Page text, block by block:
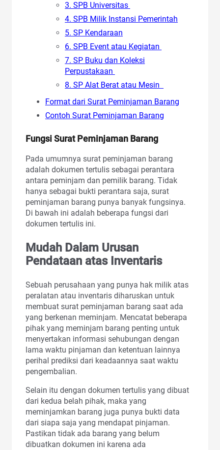
3. SPB Universitas
4. SPB Milik Instansi Pemerintah
5. SP Kendaraan
6. SPB Event atau Kegiatan
7. SP Buku dan Koleksi
Perpustakaan
8. SP Alat Berat atau Mesin
Format dari Surat Peminjaman Barang
Contoh Surat Peminjaman Barang
Fungsi Surat Peminjaman Barang
Pada umumnya surat peminjaman barang
adalah dokumen tertulis sebagai perantara
antara peminjam dan pemilik barang. Tidak
hanya sebagai bukti perantara saja, surat
peminjaman barang punya banyak fungsinya.
Di bawah ini adalah beberapa fungsi dari
dokumen tertulis ini.
Mudah Dalam Urusan
Pendataan atas Inventaris
Sebuah perusahaan yang punya hak milik atas
peralatan atau inventaris diharuskan untuk
membuat surat peminjaman barang saat ada
yang berkenan meminjam. Mencatat beberapa
pihak yang meminjam barang penting untuk
menyertakan informasi sehubungan dengan
lama waktu pinjaman dan ketentuan lainnya
perihal prediksi dari keadaannya saat waktu
pengembalian.
Selain itu dengan dokumen tertulis yang dibuat
dari kedua belah pihak, maka yang
meminjamkan barang juga punya bukti data
dari siapa saja yang mendapat pinjaman.
Pastikan tidak ada barang yang belum
dibuatkan dokumen ini karena ada